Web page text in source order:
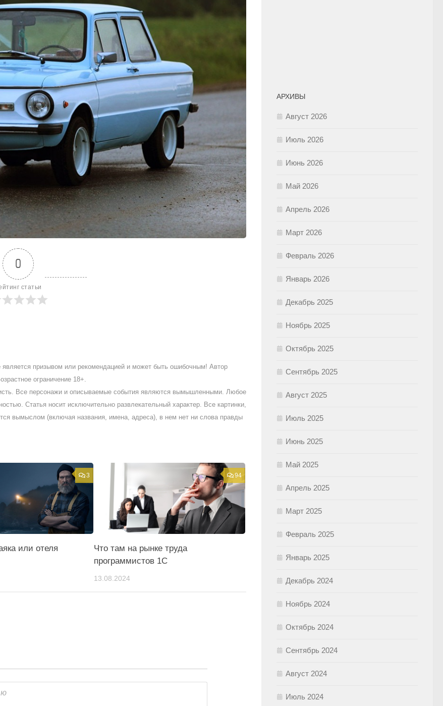
0
статьи
призывом или рекомендацией и может быть ошибочным! Автор
ограничение 18+.
Все персонажи и описываемые события являются вымышленными. Любое
Статья носит исключительно развлекательный характер. Все картинки,
вымыслом (включая названия, имена, адреса), в нем нет ни слова правды
3
или отеля
94
Что там на рынке труда
программистов 1С
13.08.2024
АРХИВЫ
Август 2026
Июль 2026
Июнь 2026
Май 2026
Апрель 2026
Март 2026
Февраль 2026
Январь 2026
Декабрь 2025
Ноябрь 2025
Октябрь 2025
Сентябрь 2025
Август 2025
Июль 2025
Июнь 2025
Май 2025
Апрель 2025
Март 2025
Февраль 2025
Январь 2025
Декабрь 2024
Ноябрь 2024
Октябрь 2024
Сентябрь 2024
Август 2024
Июль 2024